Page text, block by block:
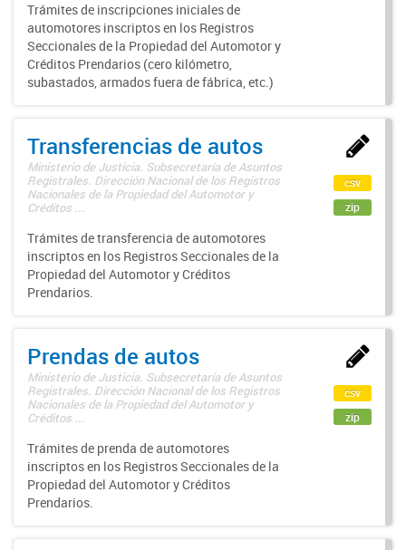
Trámites de inscripciones iniciales de
automotores inscriptos en los Registros
Seccionales de la Propiedad del Automotor y
Créditos Prendarios (cero kilómetro,
subastados, armados fuera de fábrica, etc.)
Transferencias de autos
Ministerio de Justicia. Subsecretaría de Asuntos
Registrales. Dirección Nacional de los Registros
Nacionales de la Propiedad del Automotor y
Créditos ...
Trámites de transferencia de automotores
inscriptos en los Registros Seccionales de la
Propiedad del Automotor y Créditos
Prendarios.
csv
zip
Prendas de autos
Ministerio de Justicia. Subsecretaría de Asuntos
Registrales. Dirección Nacional de los Registros
Nacionales de la Propiedad del Automotor y
Créditos ...
Trámites de prenda de automotores
inscriptos en los Registros Seccionales de la
Propiedad del Automotor y Créditos
Prendarios.
csv
zip